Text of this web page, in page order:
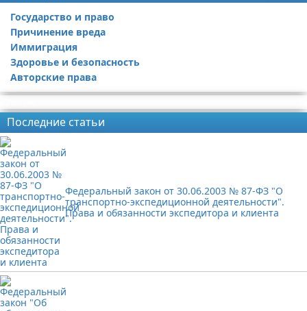
Государство и право
Причинение вреда
Иммиграция
Здоровье и безопасность
Авторские права
Последние статьи
Федеральный закон от 30.06.2003 № 87-ФЗ "О
транспортно-экспедиционной деятельности".
Права и обязанности экспедитора и клиента